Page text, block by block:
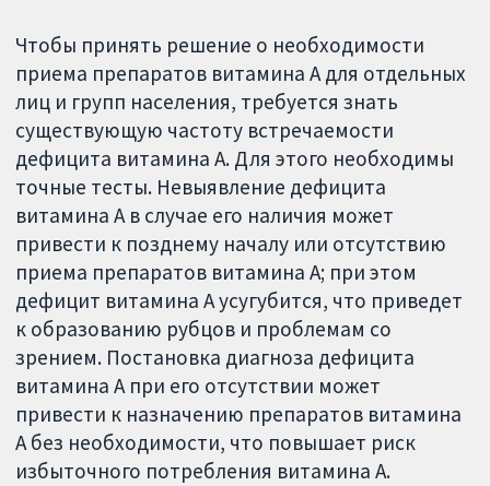
Чтобы принять решение о необходимости
приема препаратов витамина А для отдельных
лиц и групп населения, требуется знать
существующую частоту встречаемости
дефицита витамина А. Для этого необходимы
точные тесты. Невыявление дефицита
витамина А в случае его наличия может
привести к позднему началу или отсутствию
приема препаратов витамина А; при этом
дефицит витамина А усугубится, что приведет
к образованию рубцов и проблемам со
зрением. Постановка диагноза дефицита
витамина А при его отсутствии может
привести к назначению препаратов витамина
А без необходимости, что повышает риск
избыточного потребления витамина А.